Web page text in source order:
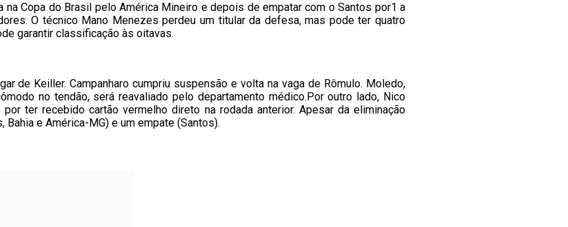
Copa do Brasil pelo América Mineiro e depois de empatar com o Santos por1 a
O técnico Mano Menezes perdeu um titular da defesa, mas pode ter quatro
garantir classificação às oitavas.
de Keiller. Campanharo cumpriu suspensão e volta na vaga de Rômulo. Moledo,
no tendão, será reavaliado pelo departamento médico.Por outro lado, Nico
ter recebido cartão vermelho direto na rodada anterior. Apesar da eliminação
e América-MG) e um empate (Santos).